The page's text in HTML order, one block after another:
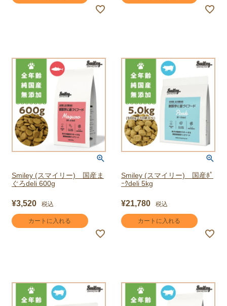
Smiley (スマイリー) 国産ま
ぐろdeli 600g
¥3,520 税込
カートに入れる
Smiley (スマイリー) 国産ﾎﾟ
ｰｸdeli 5kg
¥21,780 税込
カートに入れる